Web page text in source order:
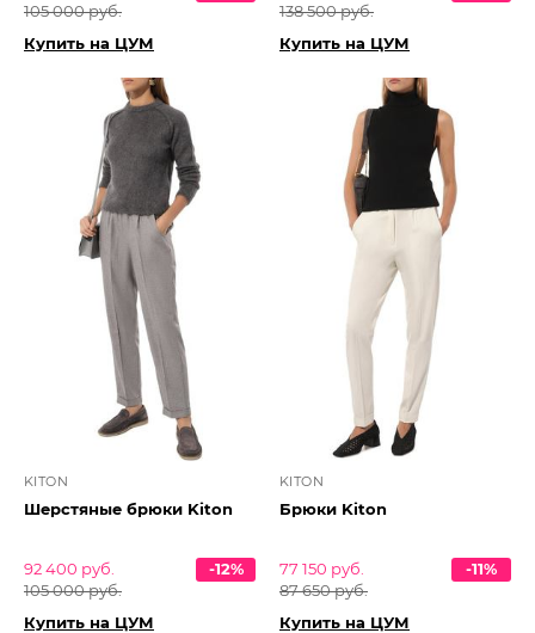
105 000 руб.
Купить на ЦУМ
138 500 руб.
Купить на ЦУМ
KITON
Шерстяные брюки Kiton
92 400 руб.
105 000 руб.
-12%
Купить на ЦУМ
KITON
Брюки Kiton
77 150 руб.
87 650 руб.
-11%
Купить на ЦУМ